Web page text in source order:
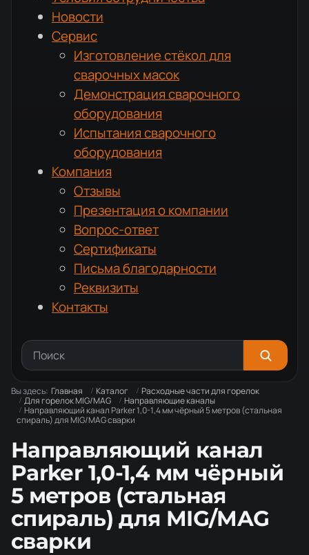
Новости
Сервис
Изготовление стёкол для
сварочных масок
Демонстрация сварочного
оборудования
Испытания сварочного
оборудования
Компания
Отзывы
Презентация о компании
Вопрос-ответ
Сертификаты
Письма благодарности
Реквизиты
Контакты
Вы здесь: Главная Каталог
Расходные части для горелок
Для горелок MIG/MAG
Направляющие каналы
Направляющий канал Parker 1,0-1,4 мм чёрный 5 метров (стальная
спираль) для MIG/MAG сварки
Направляющий канал
Parker 1,0-1,4 мм чёрный
5 метров (стальная
спираль) для MIG/MAG
сварки